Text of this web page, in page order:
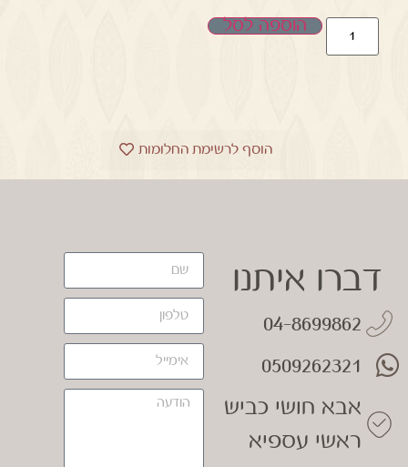
הוספה לסל
הוסף לרשימת החלומות
דברו איתנו
04-8699862
0509262321
אבא חושי כביש
ראשי עספיא